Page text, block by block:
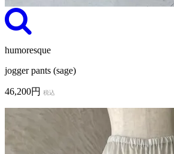
humoresque
jogger pants (sage)
46,200円 税込